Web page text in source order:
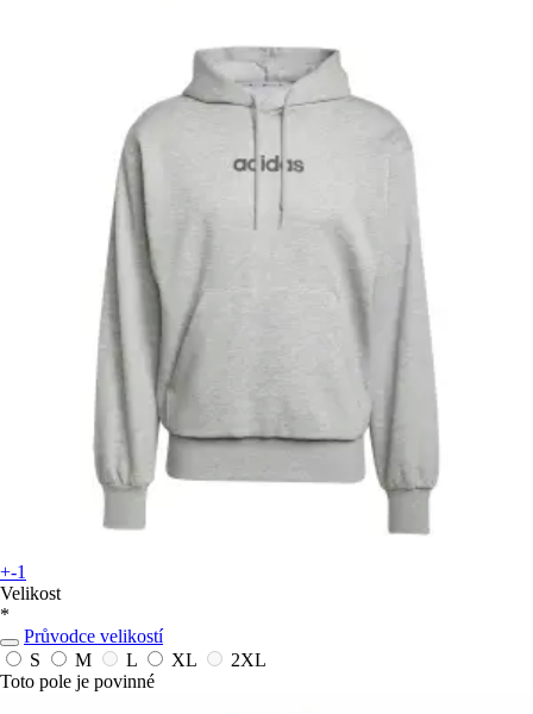
+-1
Velikost
*
Průvodce velikostí
S
M L XL
2XL
Toto pole je povinné